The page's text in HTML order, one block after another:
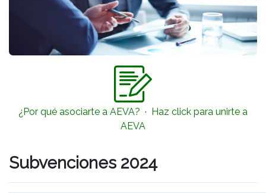
¿Por qué asociarte a AEVA? ·
Haz click para unirte a
AEVA
Subvenciones 2024